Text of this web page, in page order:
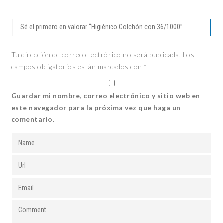
Sé el primero en valorar “Higiénico Colchón con 36/1000”
Tu dirección de correo electrónico no será publicada. Los
campos obligatorios están marcados con *
Guardar mi nombre, correo electrónico y sitio web en
este navegador para la próxima vez que haga un
comentario.